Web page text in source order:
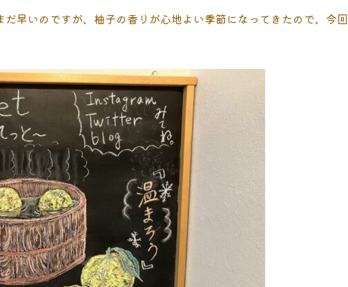
早いのですが、柚子の香りが心地よい季節になってきたので、今回